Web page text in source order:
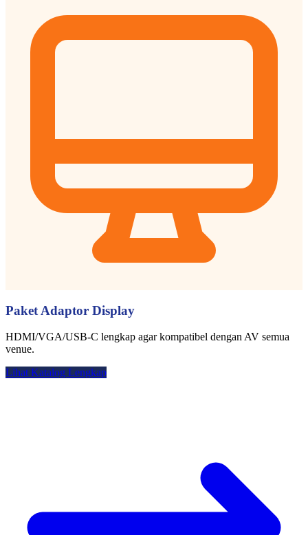
Paket Adaptor Display
HDMI/VGA/USB-C lengkap agar kompatibel dengan AV semua
venue.
Lihat Katalog Lengkap